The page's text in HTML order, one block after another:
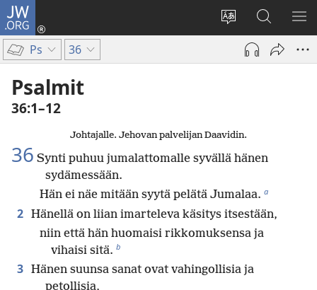
JW.ORG
Vaihda
sivuston
kieli
Kirjaudu
(avaa
ikkunan)
Hae
JW.ORG-
sivustolta
Ps 36
Psalmit
36:1–12
Johtajalle. Jehovan palvelijan Daavidin.
36 Synti puhuu jumalattomalle syvällä hänen
sydämessään.
Hän ei näe mitään syytä pelätä Jumalaa. a
2 Hänellä on liian imarteleva käsitys itsestään,
niin että hän huomaisi rikkomuksensa ja
vihaisi sitä. b
3 Hänen suunsa sanat ovat vahingollisia ja
petollisia,